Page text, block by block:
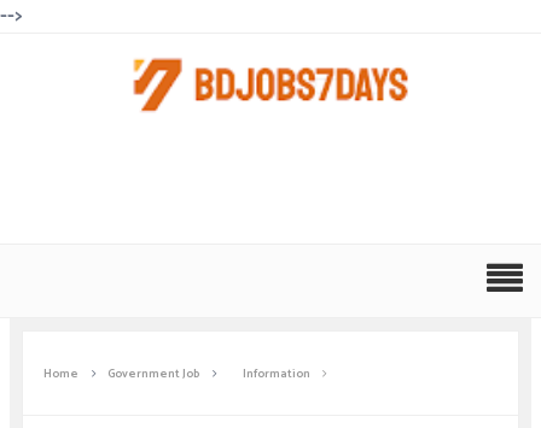
-->
Home Government Job Information